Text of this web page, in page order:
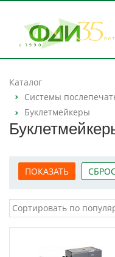
Каталог
Системы
Буклетмейкеры